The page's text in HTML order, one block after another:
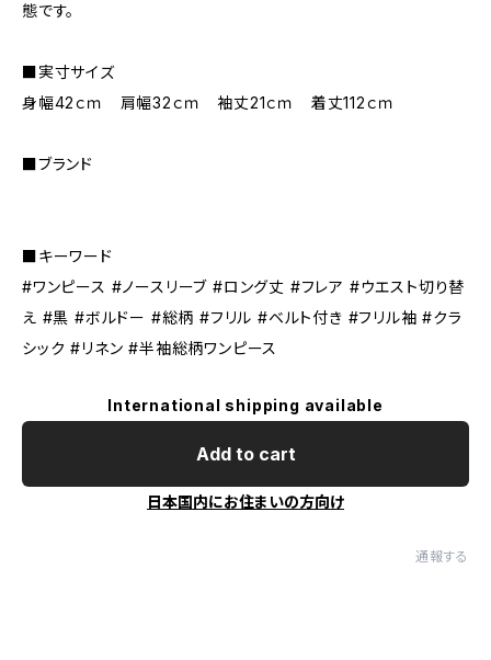
態です。
■実寸サイズ
身幅42ｃｍ 肩幅32ｃｍ 袖丈21ｃｍ 着丈112ｃｍ
■ブランド
■キーワード
#ワンピース #ノースリーブ #ロング丈 #フレア #ウエスト切り替
え #黒 #ボルドー #総柄 #フリル #ベルト付き #フリル袖 #クラ
シック #リネン #半袖総柄ワンピース
International shipping available
Add to cart
日本国内にお住まいの方向け
通報する